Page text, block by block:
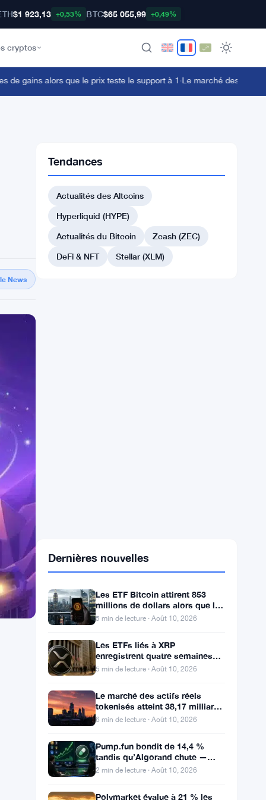
$1 923,13 +0,53% BTC$65 055,99 +0,49%
cryptos
gains alors que le prix teste le support à 1·Le marché des actifs
News
Tendances
Actualités des Altcoins
Hyperliquid (HYPE)
Actualités du Bitcoin
Zcash (ZEC)
DeFi & NFT
Stellar (XLM)
Les ETF Bitcoin attirent 853
chaîne minoritaire BIP-110
meurt après deux
5 min de lecture · Août 10, 2026
Les ETFs liés à XRP
consécutives de gains alors que
5 min de lecture · Août 10, 2026